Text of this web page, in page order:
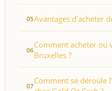
Avantages d'acheter
Comment acheter ou
Bruxelles ?
Comment se déroule